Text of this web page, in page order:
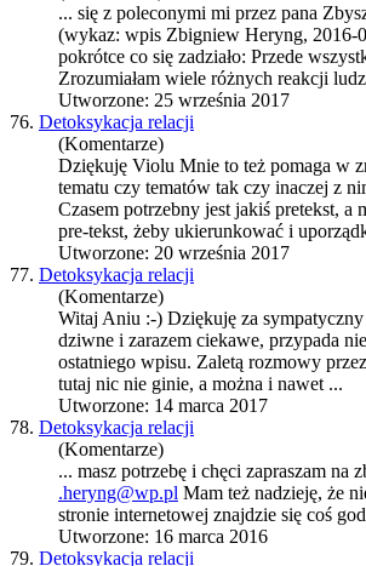
... się z poleconymi mi przez pana
(wykaz: wpis Zbigniew Heryng, 2016-
pokrótce co się zadziało: Przede
Zrozumiałam wiele różnych reakcji
Utworzone: 25 września 2017
76. Detoksykacja relacji
(Komentarze)
Dziękuję Violu Mnie to też pomaga w
tematu czy tematów tak czy inaczej z
Czasem potrzebny jest jakiś pretekst, a
pre-tekst, żeby ukierunkować i
Utworzone: 20 września 2017
77. Detoksykacja relacji
(Komentarze)
Witaj Aniu :-) Dziękuję za
dziwne i zarazem ciekawe, przypada
ostatniego wpisu. Zaletą rozmowy
tutaj nic nie ginie, a można i nawet ...
Utworzone: 14 marca 2017
78. Detoksykacja relacji
(Komentarze)
... masz potrzebę i chęci zapraszam na
.heryng@wp.pl Mam też nadzieję, że
stronie internetowej znajdzie się coś
Utworzone: 16 marca 2016
79. Detoksykacja relacji